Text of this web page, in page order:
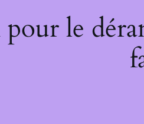
le